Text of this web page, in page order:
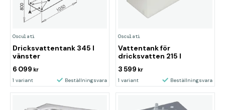
Osculati
Dricksvattentank 345 l
vänster
6 099 kr
1 variant Beställningsvara
Osculati
Vattentank för
dricksvatten 215 l
3 599 kr
1 variant Beställningsvara